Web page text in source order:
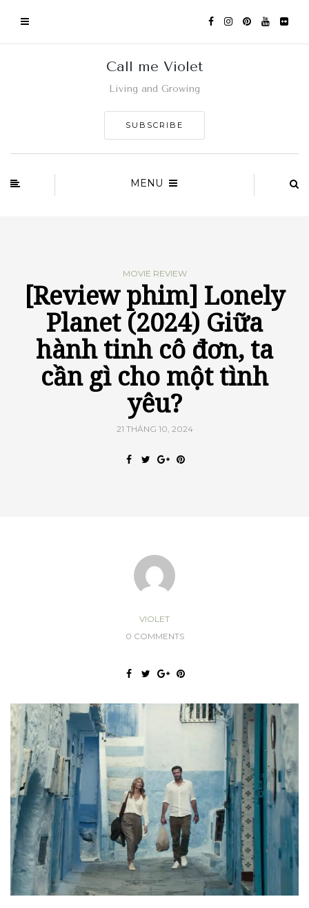
Call me Violet
Living and Growing
SUBSCRIBE
MENU
MOVIE REVIEW
[Review phim] Lonely
Planet (2024) Giữa
hành tinh cô đơn, ta
cần gì cho một tình
yêu?
21 THÁNG 10, 2024
VIOLET
0 COMMENTS